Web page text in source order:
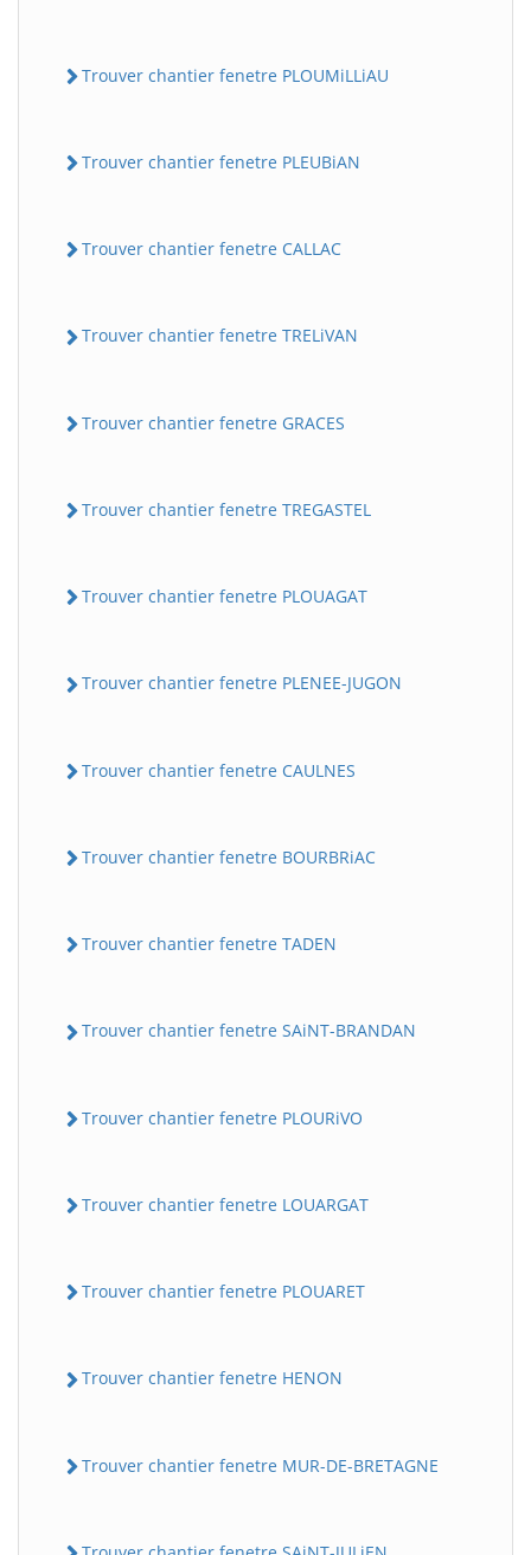
Trouver chantier fenetre PLOUMiLLiAU
Trouver chantier fenetre PLEUBiAN
Trouver chantier fenetre CALLAC
Trouver chantier fenetre TRELiVAN
Trouver chantier fenetre GRACES
Trouver chantier fenetre TREGASTEL
Trouver chantier fenetre PLOUAGAT
Trouver chantier fenetre PLENEE-JUGON
Trouver chantier fenetre CAULNES
Trouver chantier fenetre BOURBRiAC
Trouver chantier fenetre TADEN
Trouver chantier fenetre SAiNT-BRANDAN
Trouver chantier fenetre PLOURiVO
Trouver chantier fenetre LOUARGAT
Trouver chantier fenetre PLOUARET
Trouver chantier fenetre HENON
Trouver chantier fenetre MUR-DE-BRETAGNE